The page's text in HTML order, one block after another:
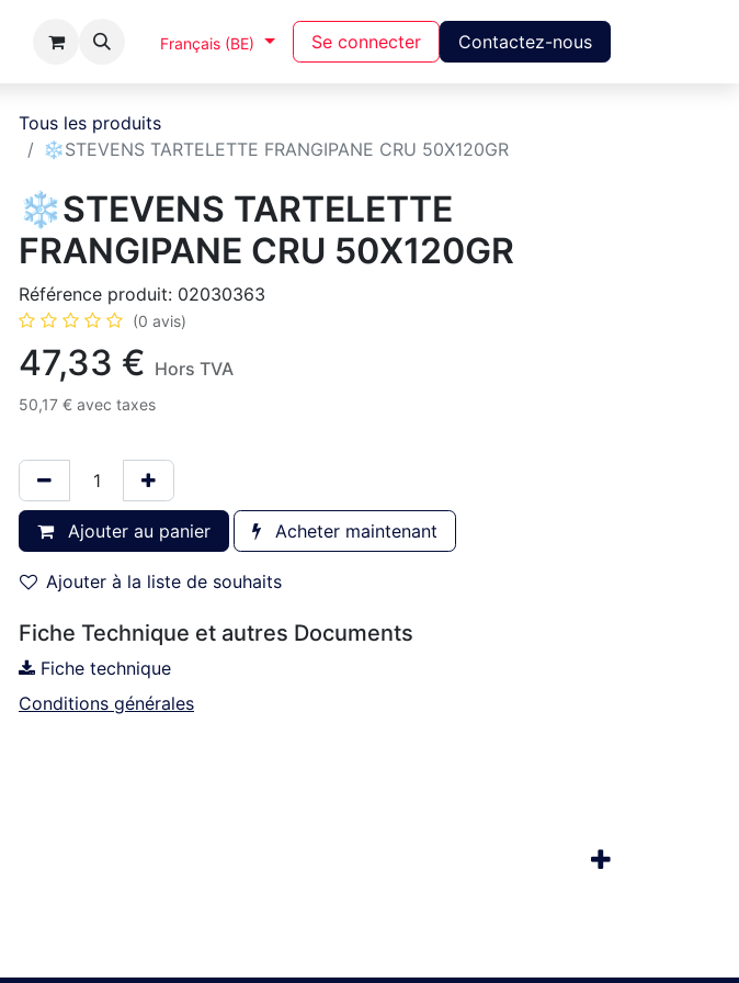
A Propos Français (BE) Se connecter Contactez-nous
Tous les produits
❄️STEVENS TARTELETTE FRANGIPANE CRU 50X120GR
❄️STEVENS TARTELETTE
FRANGIPANE CRU 50X120GR
Référence produit: 02030363
(0 avis)
47,33 € Hors TVA
50,17 € avec taxes
Ajouter au panier Acheter maintenant
Ajouter à la liste de souhaits
Fiche Technique et autres Documents
Fiche technique
Conditions générales